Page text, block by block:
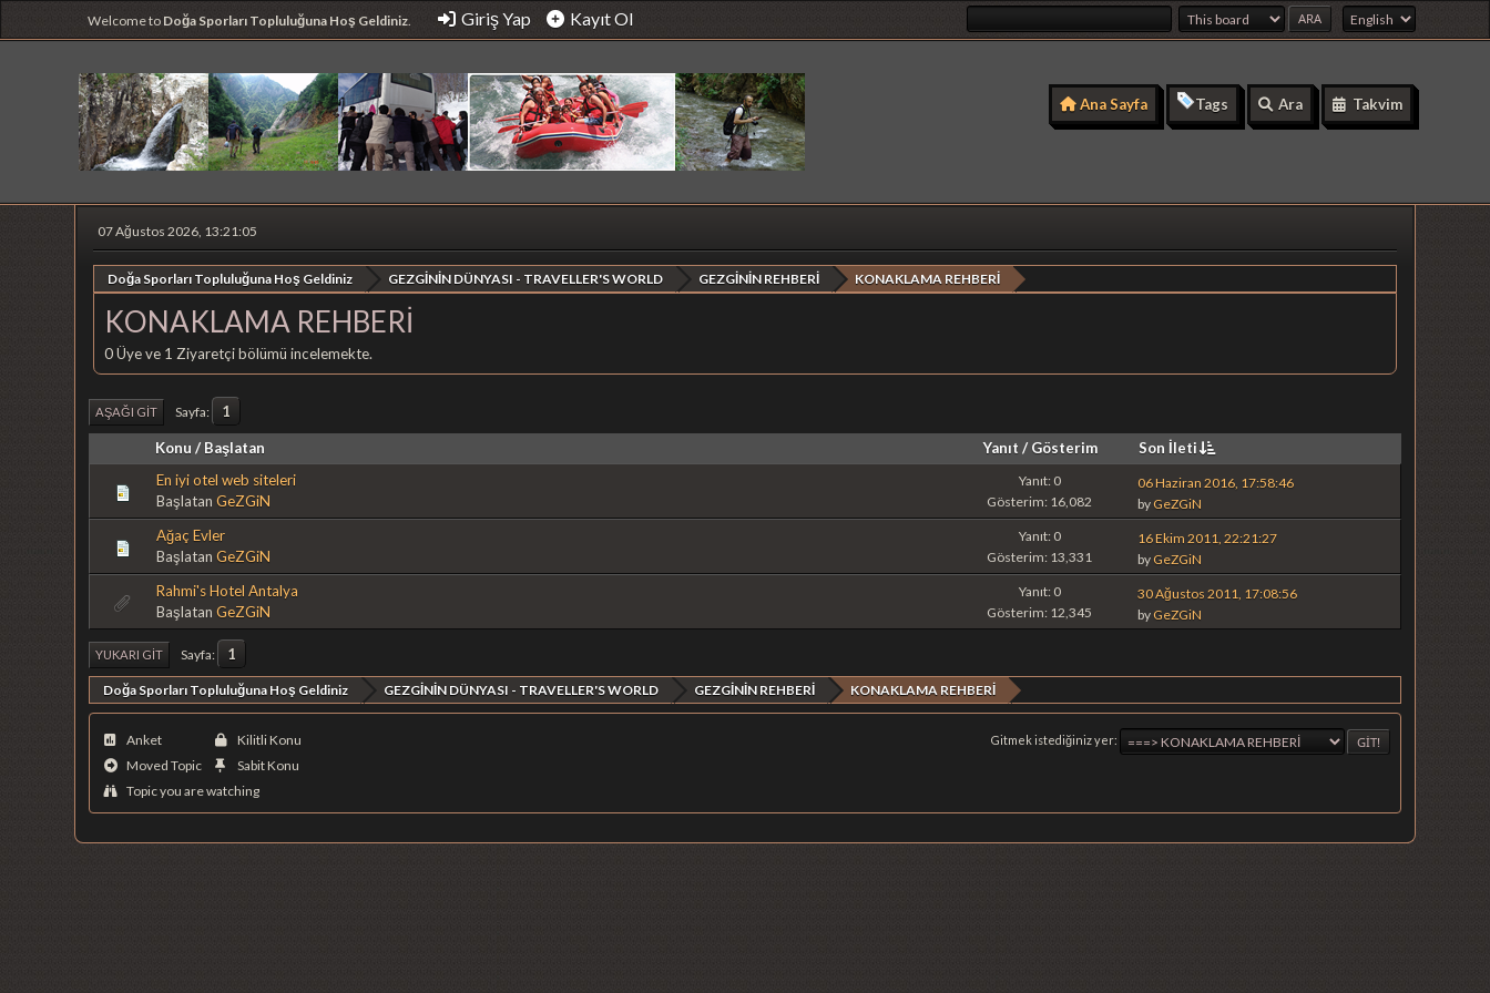
Welcome to Doğa Sporları Topluluğuna Hoş Geldiniz. Giriş Yap Kayıt Ol
Ana Sayfa Tags Ara Takvim
07 Ağustos 2026, 13:21:05
Doğa Sporları Topluluğuna Hoş Geldiniz GEZGİNİN DÜNYASI - TRAVELLER'S WORLD GEZGİNİN REHBERİ KONAKLAMA REHBERİ
KONAKLAMA REHBERİ
0 Üye ve 1 Ziyaretçi bölümü incelemekte.
AŞAĞI GIT Sayfa 1
Konu / Başlatan Yanıt / Gösterim
Son İleti
En iyi otel web siteleri
BaşlatanGeZGiN
Yanıt: 0
Gösterim: 16,082
06 Haziran 2016, 17:58:46
by GeZGiN
Ağaç Evler
BaşlatanGeZGiN
Yanıt: 0
Gösterim: 13,331
16 Ekim 2011, 22:21:27
by GeZGiN
Rahmi's Hotel Antalya
BaşlatanGeZGiN
Yanıt: 0
Gösterim: 12,345
30 Ağustos 2011, 17:08:56
by GeZGiN
YUKARI GIT Sayfa 1
Doğa Sporları Topluluğuna Hoş Geldiniz GEZGİNİN DÜNYASI - TRAVELLER'S WORLD GEZGİNİN REHBERİ KONAKLAMA REHBERİ
Gitmek istediğiniz yer
Anket
Moved Topic
Kilitli Konu
Sabit Konu
Topic you are watching